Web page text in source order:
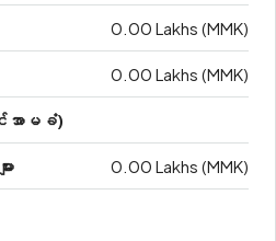
0.00 Lakhs (MMK)
0.00 Lakhs (MMK)
အာမခံ)
း 0.00 Lakhs (MMK)